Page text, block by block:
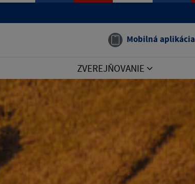
Mobilná aplikácia
ZVEREJŇOVANIE